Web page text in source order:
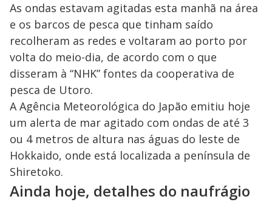
As ondas estavam agitadas esta manhã na área
e os barcos de pesca que tinham saído
recolheram as redes e voltaram ao porto por
volta do meio-dia, de acordo com o que
disseram à “NHK” fontes da cooperativa de
pesca de Utoro.
A Agência Meteorológica do Japão emitiu hoje
um alerta de mar agitado com ondas de até 3
ou 4 metros de altura nas águas do leste de
Hokkaido, onde está localizada a península de
Shiretoko.
Ainda hoje, detalhes do naufrágio